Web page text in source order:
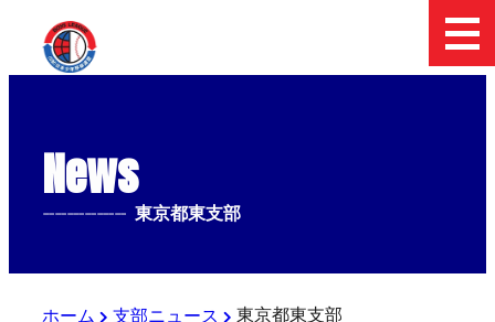
News
-------------- 東京都東支部
ホーム 支部ニュース 東京都東支部